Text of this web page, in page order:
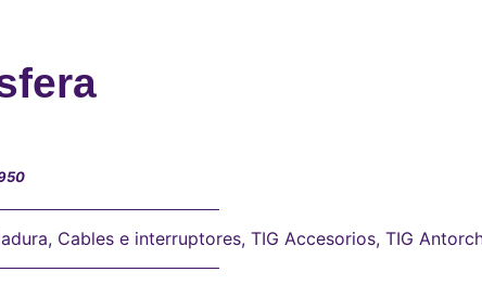
, Cables e interruptores,TIG Accesorios,TIG